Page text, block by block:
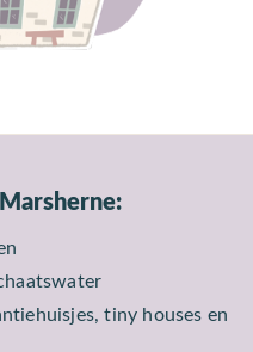
tiny houses en